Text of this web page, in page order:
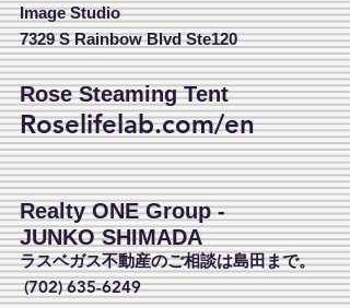
Image Studio
7329 S Rainbow Blvd Ste120
RoseSteaming Tent
Roselifelab.com/en
Realty ONE Group -
JUNKO SHIMADA
ラスベガス不動産のご相談は島田まで。
(702) 635-6249